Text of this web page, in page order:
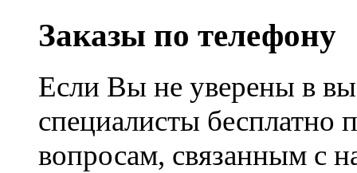
Заказы по телефону
Если Вы не уверены в
специалисты
вопросам, связанным с